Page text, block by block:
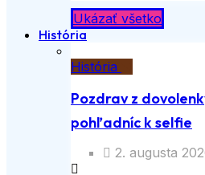
Ukázať všetko
História
História
Pozdrav z
pohľadníc k selfie
2. augusta